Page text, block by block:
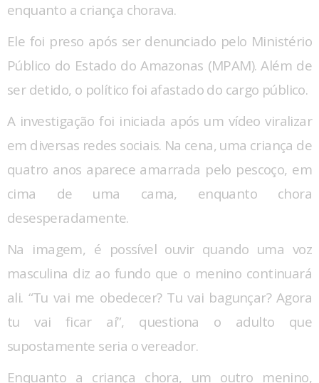
enquanto a criança chorava.
Ele foi preso após ser denunciado pelo Ministério
Público do Estado do Amazonas (MPAM). Além de
ser detido, o político foi afastado do cargo público.
A investigação foi iniciada após um vídeo viralizar
em diversas redes sociais. Na cena, uma criança de
quatro anos aparece amarrada pelo pescoço, em
cima de uma cama, enquanto chora
desesperadamente.
Na imagem, é possível ouvir quando uma voz
masculina diz ao fundo que o menino continuará
ali. “Tu vai me obedecer? Tu vai bagunçar? Agora
tu vai ficar aí”, questiona o adulto que
supostamente seria o vereador.
Enquanto a criança chora, um outro menino,